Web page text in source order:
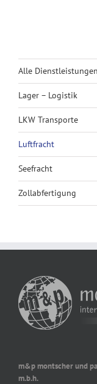
Alle Dienstleistungen
Lager – Logistik
LKW Transporte
Luftfracht
Seefracht
Zollabfertigung
m&p montscher und
m.b.h.